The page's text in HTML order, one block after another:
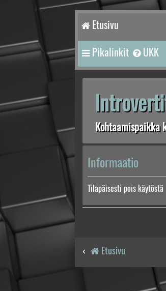
Etusivu
Pikalinkit UKK
Kohtaamispaikka
Informaatio
Tilapäisesti pois käytöstä
Etusivu